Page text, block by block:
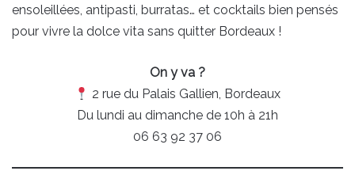
ensoleillées, antipasti, burratas… et cocktails bien pensés
pour vivre la dolce vita sans quitter Bordeaux !
On y va ?
2 rue du Palais Gallien, Bordeaux
Du lundi au dimanche de 10h à 21h
06 63 92 37 06